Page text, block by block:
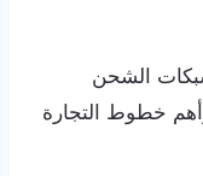
الشحن
خطوط التجارة